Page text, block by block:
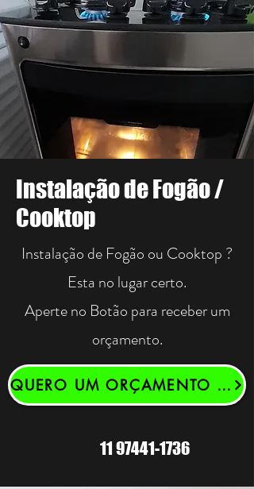
Instalação de Fogão /
Cooktop
Instalação de Fogão ou Cooktop ?
Esta no lugar certo.
Aperte no Botão para receber um
orçamento.
QUERO UM ORÇAMENTO GRATUITO
11 97441-1736